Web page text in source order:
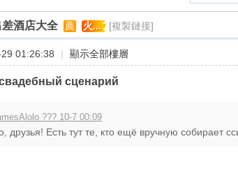
酒店大全 薦 火... [複製鏈接]
01:26:38 | 顯示全部樓層
сценарий
??? 10-7 00:09
друзья! Есть тут те, кто ещё вручную собирает